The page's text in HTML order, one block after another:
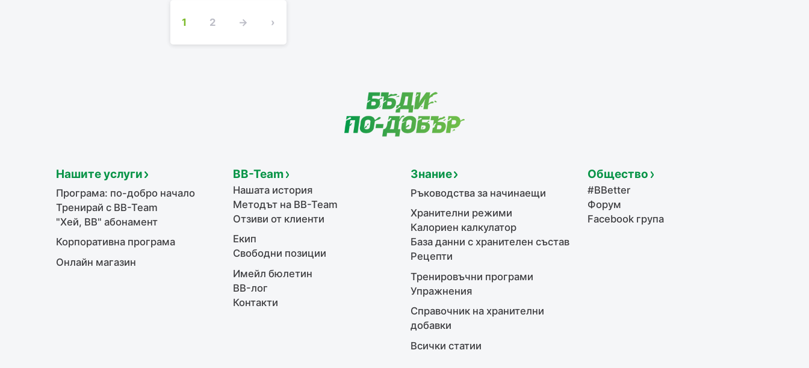
1 2 → ›
Нашите услуги
Програма: по-добро начало
Тренирай с BB-Team
"Хей, ВВ" абонамент
Корпоративна програма
Онлайн магазин
BB-Team
Нашата история
Методът на BB-Team
Отзиви от клиенти
Екип
Свободни позиции
Имейл бюлетин
BB-лог
Контакти
Знание
Ръководства за начинаещи
Хранителни режими
Калориен калкулатор
База данни с хранителен състав
Рецепти
Тренировъчни програми
Упражнения
Справочник на хранителни
добавки
Всички статии
Общество
#BBetter
Форум
Facebook група